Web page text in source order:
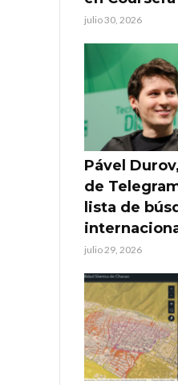
julio 30, 2026
Pável
de
lista de
julio 29, 2026